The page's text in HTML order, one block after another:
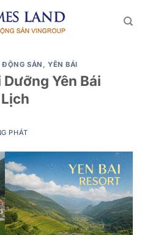
ĐỘNG SẢN , YÊN BÁI
Yên Bái
PHÁT